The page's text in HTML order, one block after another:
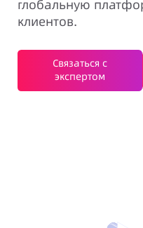
глобальную
клиентов.
Связаться с
экспертом